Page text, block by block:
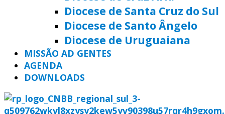
Diocese de Santa Cruz do Sul
Diocese de Santo Ângelo
Diocese de Uruguaiana
MISSÃO AD GENTES
AGENDA
DOWNLOADS